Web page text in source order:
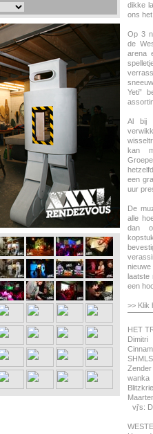
dikke
ons
Op 3
de
arena
Yeti”
Al bij
kan
een
uur
De
alle
dan
laatste
een
>> Klik
HET
Dimitri
Zender
wanka
vj’s: